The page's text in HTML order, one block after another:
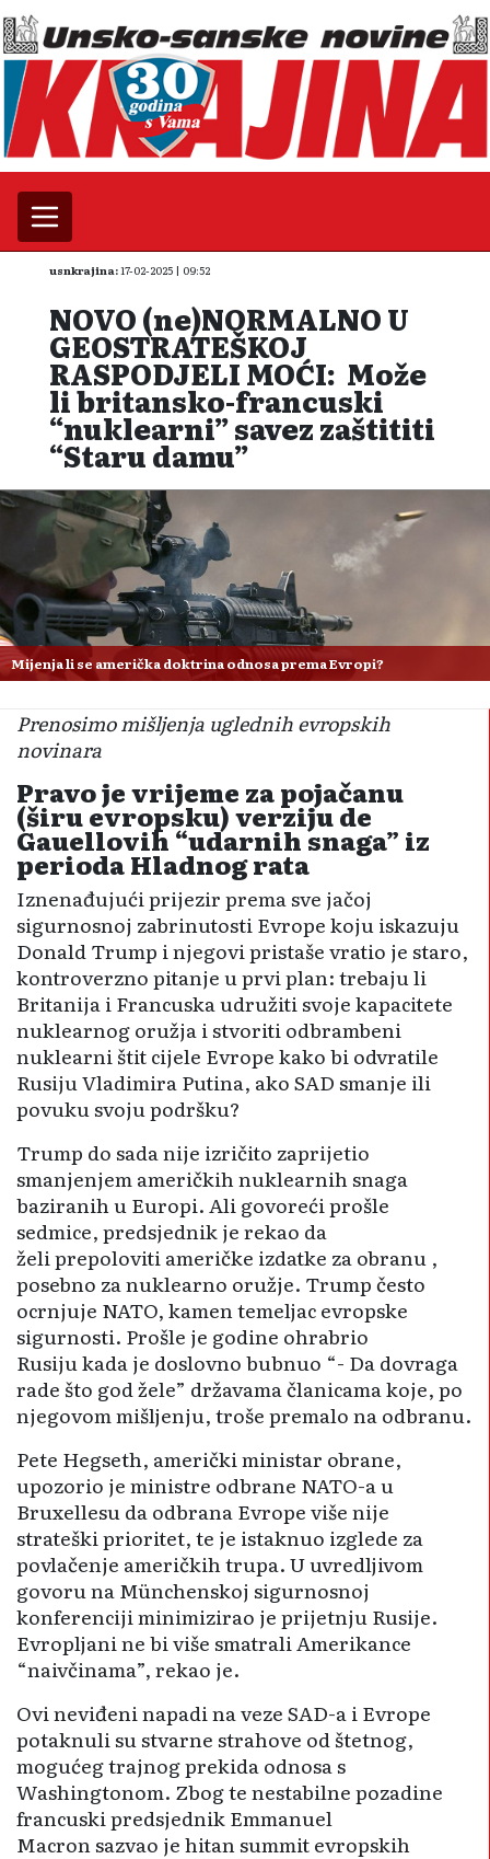
usnkrajina:17-02-2025 | 09:52
NOVO (ne)NORMALNO U
GEOSTRATEŠKOJ
RASPODJELI MOĆI: Može
li britansko-francuski
“nuklearni” savez zaštititi
“Staru damu”
Mijenja li se američka doktrina odnosa prema Evropi?
Prenosimo mišljenja uglednih evropskih
novinara
Pravo je vrijeme za pojačanu
(širu evropsku) verziju de
Gauellovih “udarnih snaga” iz
perioda Hladnog rata
Iznenađujući prijezir prema sve jačoj
sigurnosnoj zabrinutosti Evrope koju iskazuju
Donald Trump i njegovi pristaše vratio je staro,
kontroverzno pitanje u prvi plan: trebaju li
Britanija i Francuska udružiti svoje kapacitete
nuklearnog oružja i stvoriti odbrambeni
nuklearni štit cijele Evrope kako bi odvratile
Rusiju Vladimira Putina, ako SAD smanje ili
povuku svoju podršku?
Trump do sada nije izričito zaprijetio
smanjenjem američkih nuklearnih snaga
baziranih u Europi. Ali govoreći prošle
sedmice, predsjednik je rekao da
želi prepoloviti američke izdatke za obranu ,
posebno za nuklearno oružje. Trump često
ocrnjuje NATO, kamen temeljac evropske
sigurnosti. Prošle je godine ohrabrio
Rusiju kada je doslovno bubnuo “- Da dovraga
rade što god žele” državama članicama koje, po
njegovom mišljenju, troše premalo na odbranu.
Pete Hegseth, američki ministar obrane,
upozorio je ministre odbrane NATO-a u
Bruxellesu da odbrana Evrope više nije
strateški prioritet, te je istaknuo izglede za
povlačenje američkih trupa. U uvredljivom
govoru na Münchenskoj sigurnosnoj
konferenciji minimizirao je prijetnju Rusije.
Evropljani ne bi više smatrali Amerikance
“naivčinama”, rekao je.
Ovi neviđeni napadi na veze SAD-a i Evrope
potaknuli su stvarne strahove od štetnog,
mogućeg trajnog prekida odnosa s
Washingtonom. Zbog te nestabilne pozadine
francuski predsjednik Emmanuel
Macron sazvao je hitan summit evropskih